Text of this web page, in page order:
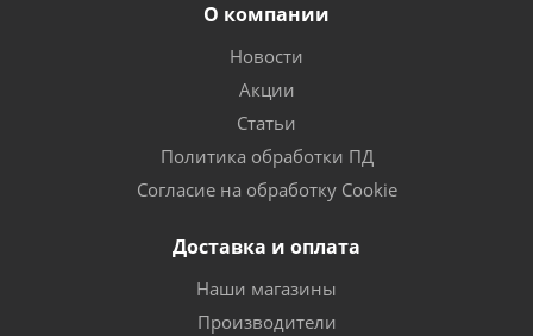
О компании
Новости
Акции
Статьи
Политика обработки ПД
Согласие на обработку Cookie
Доставка и оплата
Наши магазины
Производители